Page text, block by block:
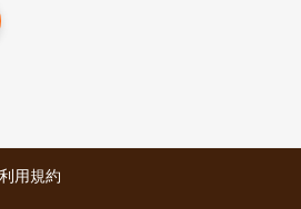
利用規約